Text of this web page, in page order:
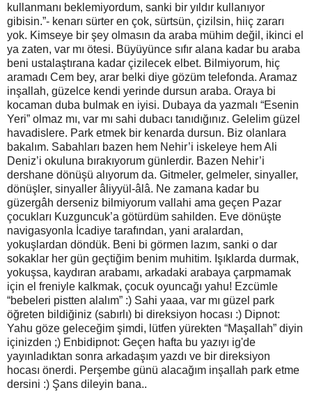
kullanmanı beklemiyordum, sanki bir yıldır kullanıyor
gibisin.”- kenarı sürter en çok, sürtsün, çizilsin, hiiç zararı
yok. Kimseye bir şey olmasın da araba mühim değil, ikinci el
ya zaten, var mı ötesi. Büyüyünce sıfır alana kadar bu araba
beni ustalaştırana kadar çizilecek elbet. Bilmiyorum, hiç
aramadı Cem bey, arar belki diye gözüm telefonda. Aramaz
inşallah, güzelce kendi yerinde dursun araba. Oraya bi
kocaman duba bulmak en iyisi. Dubaya da yazmalı “Esenin
Yeri” olmaz mı, var mı sahi dubacı tanıdığınız. Gelelim güzel
havadislere. Park etmek bir kenarda dursun. Biz olanlara
bakalım. Sabahları bazen hem Nehir’i iskeleye hem Ali
Deniz’i okuluna bırakıyorum günlerdir. Bazen Nehir’i
dershane dönüşü alıyorum da. Gitmeler, gelmeler, sinyaller,
dönüşler, sinyaller âliyyül-âlâ. Ne zamana kadar bu
güzergâh derseniz bilmiyorum vallahi ama geçen Pazar
çocukları Kuzguncuk’a götürdüm sahilden. Eve dönüşte
navigasyonla İcadiye tarafından, yani aralardan,
yokuşlardan döndük. Beni bi görmen lazım, sanki o dar
sokaklar her gün geçtiğim benim muhitim. Işıklarda durmak,
yokuşsa, kaydıran arabamı, arkadaki arabaya çarpmamak
için el freniyle kalkmak, çocuk oyuncağı yahu! Ezcümle
“bebeleri pistten alalım” :) Sahi yaaa, var mı güzel park
öğreten bildiğiniz (sabırlı) bi direksiyon hocası :) Dipnot:
Yahu göze geleceğim şimdi, lütfen yürekten “Maşallah” diyin
içinizden ;) Enbidipnot: Geçen hafta bu yazıyı ig'de
yayınladıktan sonra arkadaşım yazdı ve bir direksiyon
hocası önerdi. Perşembe günü alacağım inşallah park etme
dersini :) Şans dileyin bana..